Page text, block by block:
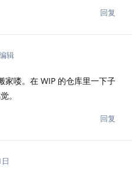
回复
辑
喽。在 WIP 的仓库里一下子
。
回复